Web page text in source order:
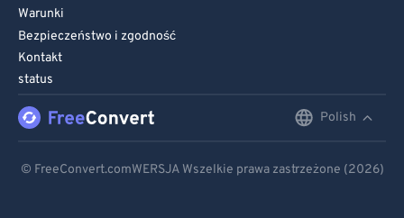
Warunki
Bezpieczeństwo i zgodność
Kontakt
status
Polish
© FreeConvert.comWERSJA Wszelkie prawa zastrzeżone (2026)